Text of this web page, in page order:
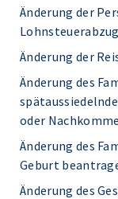
Änderung der
Änderung der
Änderung des
oder
Änderung des
Geburt
Änderung des